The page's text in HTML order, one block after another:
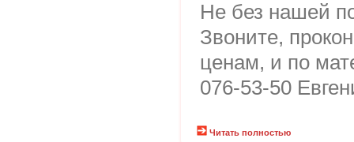
Не без нашей
Звоните,
ценам, и по
076-53-50
Читать полностью